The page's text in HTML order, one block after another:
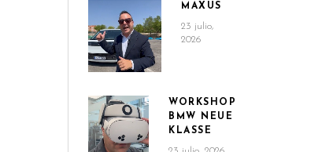
MAXUS
23 julio,
2026
WORKSHOP
BMW NEUE
KLASSE